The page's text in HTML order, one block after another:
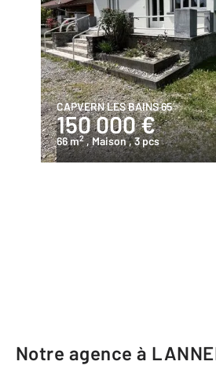
CAPVERN LES BAINS 65
150 000 €
66 m2 , Maison, 3 pcs
Notre agence à